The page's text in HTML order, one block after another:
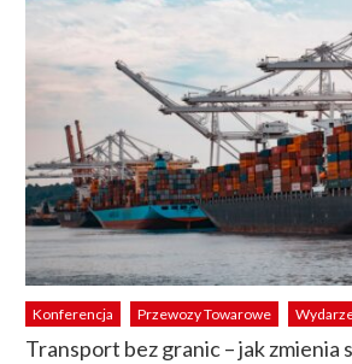
Konferencja Przewozy Towarowe
Transport bez granic – jak zmienia